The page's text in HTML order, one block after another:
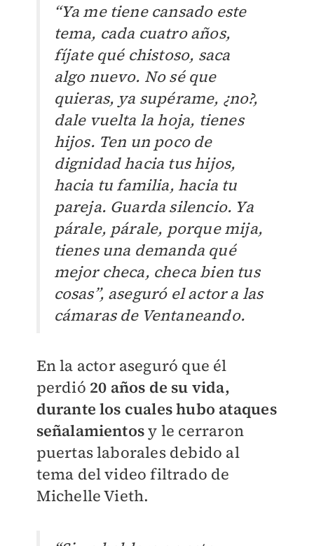
“Ya me tiene cansado este
tema, cada cuatro años,
fíjate qué chistoso, saca
algo nuevo. No sé que
quieras, ya supérame, ¿no?,
dale vuelta la hoja, tienes
hijos. Ten un poco de
dignidad hacia tus hijos,
hacia tu familia, hacia tu
pareja. Guarda silencio. Ya
párale, párale, porque mija,
tienes una demanda qué
mejor checa, checa bien tus
cosas”, aseguró el actor a las
cámaras de Ventaneando.
En la actor aseguró que él
perdió 20 años de su vida,
durante los cuales hubo ataques
señalamientosy le cerraron
puertas laborales debido al
tema del video filtrado de
Michelle Vieth.